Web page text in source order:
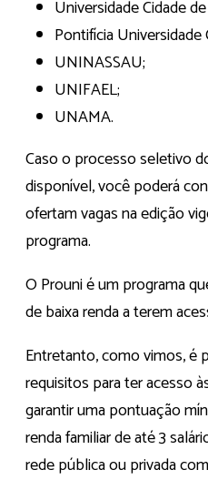
Universidade Cidade
Pontifícia Universidade
UNINASSAU;
UNIFAEL;
UNAMA.
Caso o processo seletivo
disponível, você poderá
ofertam vagas na edição
programa.
O Prouni é um programa
de baixa renda a terem
Entretanto, como vimos, é
requisitos para ter acesso
garantir uma pontuação
renda familiar de até 3
rede pública ou privada